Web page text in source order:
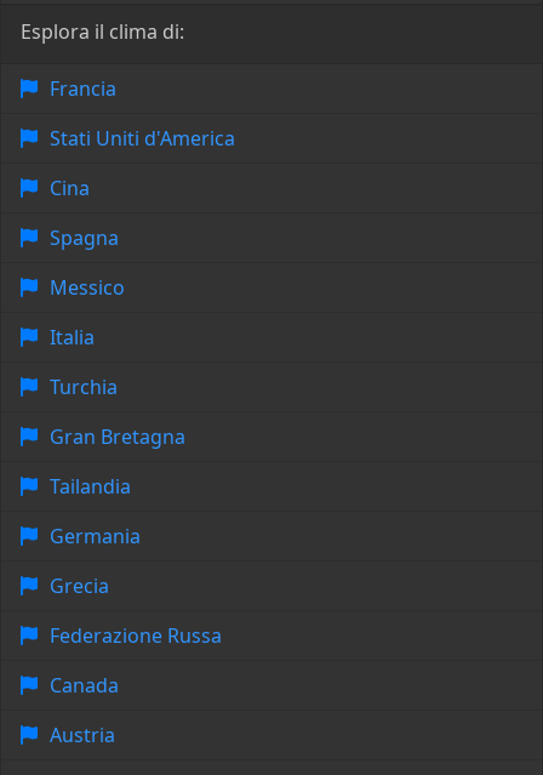
Esplora il clima di:
Francia
Stati Uniti d'America
Cina
Spagna
Messico
Italia
Turchia
Gran Bretagna
Tailandia
Germania
Grecia
Federazione Russa
Canada
Austria